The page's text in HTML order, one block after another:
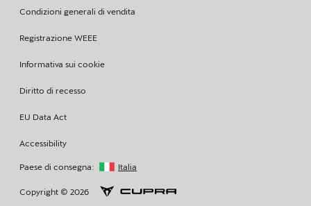
Condizioni generali di vendita
Registrazione WEEE
Informativa sui cookie
Diritto di recesso
EU Data Act
Accessibility
Paese di consegna: Italia
Copyright © 2026